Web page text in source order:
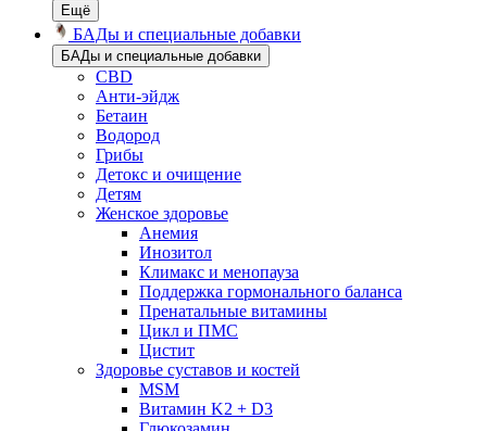
Ещё
БАДы и специальные добавки
БАДы и специальные добавки
CBD
Анти-эйдж
Бетаин
Водород
Грибы
Детокс и очищение
Детям
Женское здоровье
Анемия
Инозитол
Климакс и менопауза
Поддержка гормонального баланса
Пренатальные витамины
Цикл и ПМС
Цистит
Здоровье суставов и костей
MSM
Витамин K2 + D3